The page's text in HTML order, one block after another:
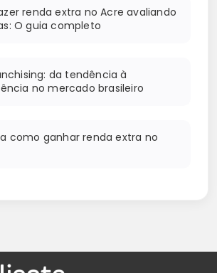
renda extra no Acre avaliando
O guia completo
da tendência à
no mercado brasileiro
como ganhar renda extra no